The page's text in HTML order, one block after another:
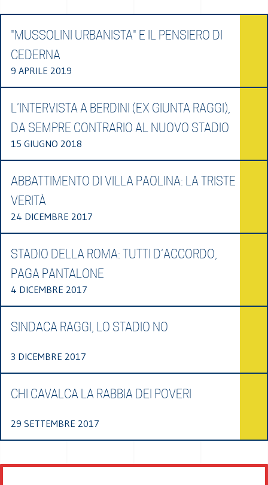
"MUSSOLINI URBANISTA" E IL PENSIERO DI
CEDERNA
9 APRILE 2019
L’INTERVISTA A BERDINI (EX GIUNTA RAGGI),
DA SEMPRE CONTRARIO AL NUOVO STADIO
15 GIUGNO 2018
ABBATTIMENTO DI VILLA PAOLINA: LA TRISTE
VERITÀ
24 DICEMBRE 2017
STADIO DELLA ROMA: TUTTI D’ACCORDO,
PAGA PANTALONE
4 DICEMBRE 2017
SINDACA RAGGI, LO STADIO NO
3 DICEMBRE 2017
CHI CAVALCA LA RABBIA DEI POVERI
29 SETTEMBRE 2017